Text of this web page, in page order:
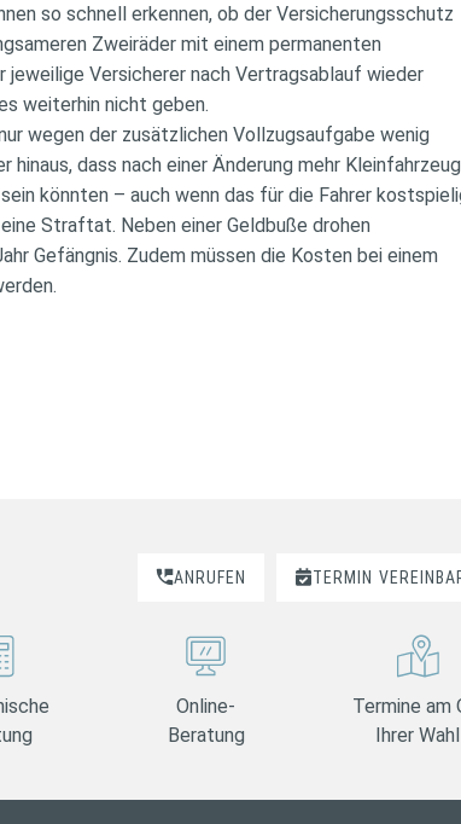
so schnell erkennen, ob der Versicherungsschutz
Zweiräder mit einem permanenten
jeweilige Versicherer nach Vertragsablauf wieder
weiterhin nicht geben.
wegen der zusätzlichen Vollzugsaufgabe wenig
dass nach einer Änderung mehr
könnten – auch wenn das für die Fahrer
Straftat. Neben einer Geldbuße drohen
Gefängnis. Zudem müssen die Kosten bei einem
ANRUFEN TERMIN
Online-
Beratung
Termine am
Ihrer Wahl